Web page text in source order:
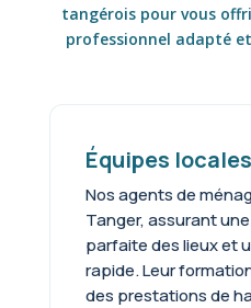
tangérois pour vous
professionnel adapté
Équipes
Nos agents de
Tanger, assurant
parfaite des lieux et
rapide. Leur
des prestations de